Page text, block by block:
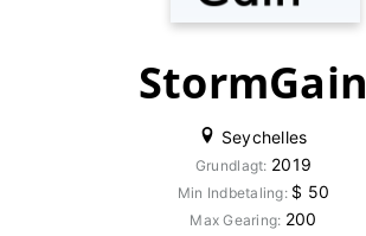
StormGain
Seychelles
Grundlagt: 2019
Min Indbetaling: $ 50
Max Gearing: 200